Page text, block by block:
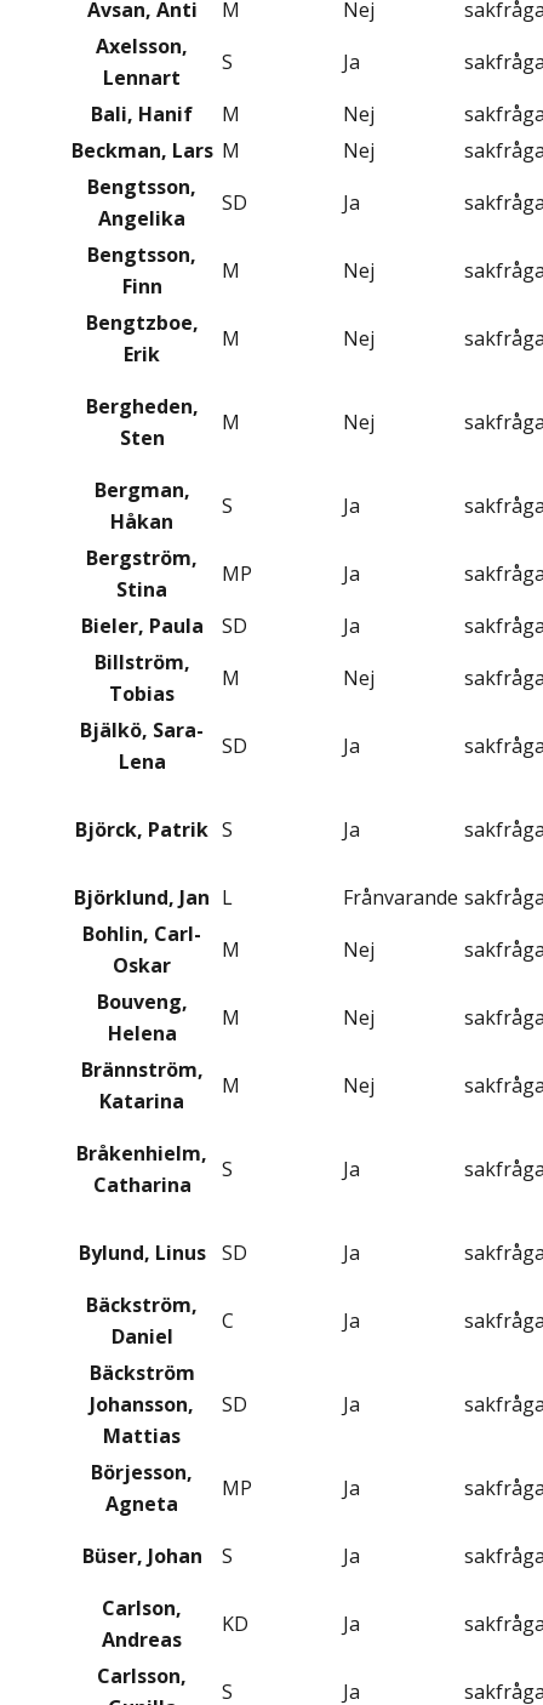
Avsan, Anti
M Nej
Axelsson,
Lennart
S Ja
Bali, Hanif
M Nej
Beckman, Lars M Nej
Bengtsson,
Angelika
SD Ja
Bengtsson,
Finn
M Nej
Bengtzboe,
Erik
M Nej
Bergheden,
Sten
M Nej
Bergman,
Håkan
S Ja
Bergström,
Stina
MP Ja
Bieler, Paula
SD Ja
Billström,
Tobias
M Nej
Bjälkö, Sara-
Lena
SD Ja
Björck, Patrik S Ja
Björklund, Jan L Frånvarande
Bohlin, Carl-
Oskar
M Nej
Bouveng,
Helena
M Nej
Brännström,
Katarina
M Nej
Bråkenhielm,
Catharina
S Ja
Bylund, Linus SD Ja
Bäckström,
Daniel
C Ja
Bäckström
Johansson,
Mattias
SD Ja
Börjesson,
Agneta
MP Ja
Büser, Johan S Ja
Carlson,
Andreas
KD Ja
Carlsson,
S Ja